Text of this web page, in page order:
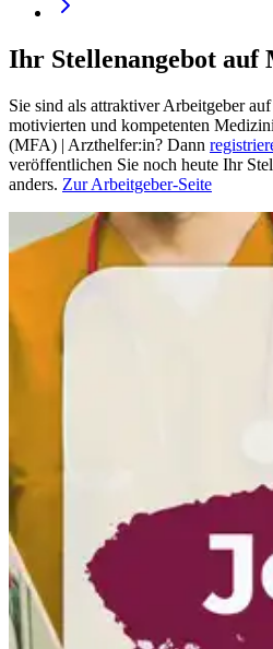
Ihr Stellenangebot auf
Sie sind als attraktiver Arbeitgeber
motivierten und kompetenten
(MFA) | Arzthelfer:in? Dann
veröffentlichen Sie noch heute Ihr
anders. Zur Arbeitgeber-Seite